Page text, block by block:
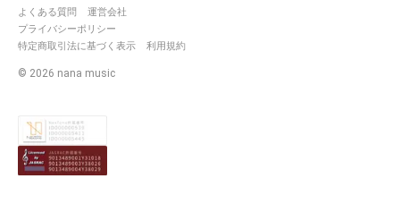
よくある質問
運営会社
プライバシーポリシー
特定商取引法に基づく表示
利用規約
© 2026 nana music